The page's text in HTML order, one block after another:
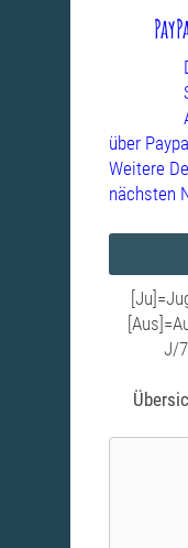
über
Weitere
nächsten
J/